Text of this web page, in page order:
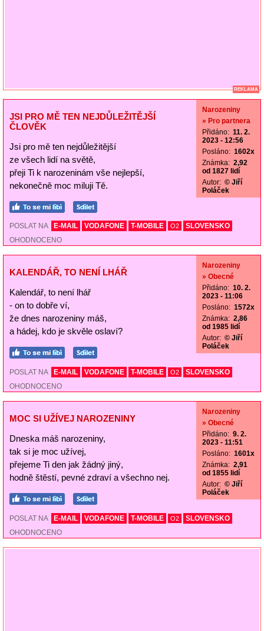
REKLAMA
JSI PRO MĚ TEN NEJDŮLEŽITĚJŠÍ
ČLOVĚK
Jsi pro mě ten nejdůležitější
ze všech lidí na světě,
přeji Ti k narozeninám vše nejlepší,
nekonečně moc miluji Tě.
Narozeniny
» Pro partnera
Přidáno: 11. 2.
2023 - 12:56
Posláno: 1602x
Známka: 2,92
od 1827 lidí
Autor: © Jiří
Poláček
POSLAT NA E-MAIL VODAFONE T-MOBILE O2
SLOVENSKO
OHODNOCENO
KALENDÁŘ, TO NENÍ LHÁŘ
Kalendář, to není lhář
- on to dobře ví,
že dnes narozeniny máš,
a hádej, kdo je skvěle oslaví?
Narozeniny
» Obecné
Přidáno: 10. 2.
2023 - 11:06
Posláno: 1572x
Známka: 2,86
od 1985 lidí
Autor: © Jiří
Poláček
POSLAT NA E-MAIL VODAFONE T-MOBILE O2
SLOVENSKO
OHODNOCENO
MOC SI UŽÍVEJ NAROZENINY
Dneska máš narozeniny,
tak si je moc užívej,
přejeme Ti den jak žádný jiný,
hodně štěstí, pevné zdraví a všechno nej.
Narozeniny
» Obecné
Přidáno: 9. 2.
2023 - 11:51
Posláno: 1601x
Známka: 2,91
od 1855 lidí
Autor: © Jiří
Poláček
POSLAT NA E-MAIL VODAFONE T-MOBILE O2
SLOVENSKO
OHODNOCENO